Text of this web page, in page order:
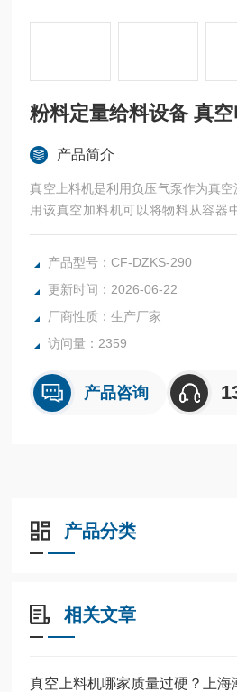
粉料定量给料设备 真
产品简介
真空上料机是利用负压气泵作为真空
用该真空加料机可以将物料从容器
器、料斗、压片机、包装机、振动
干法制粒机和粉碎机中去。该机减
真空电动式上料机
产品型号：CF-DZKS-290
更新时间：2026-06-22
厂商性质：生产厂家
访问量：2359
产品咨询
产品分类
相关文章